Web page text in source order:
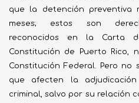
que la detención preventiva
meses; estos son
reconocidos en la Carta
Constitución de Puerto Rico,
Constitución Federal. Pero no
que afecten la adjudicación
criminal, salvo por su relación